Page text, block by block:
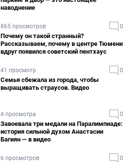
наводнение
865 просмотров 0
Почему он такой странный?
Рассказываем, почему в центре Тюмени
вдруг появился советский пентхаус
41 просмотр 0
Семья сбежала из города, чтобы
выращивать страусов. Видео
4 просмотра 0
Завоевала три медали на Паралимпиаде:
история сильной духом Анастасии
Багиян — в видео
6 просмотров 0